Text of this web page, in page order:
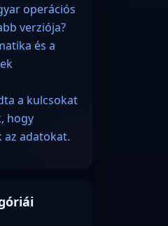
operációs
verziója?
és a
a kulcsokat
hogy
az adatokat.